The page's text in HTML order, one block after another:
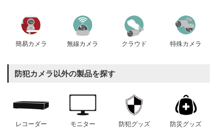
簡易カメラ 無線カメラ クラウド 特殊カメラ
防犯カメラ以外の製品を探す
レコーダー モニター 防犯グッズ 防災グッズ